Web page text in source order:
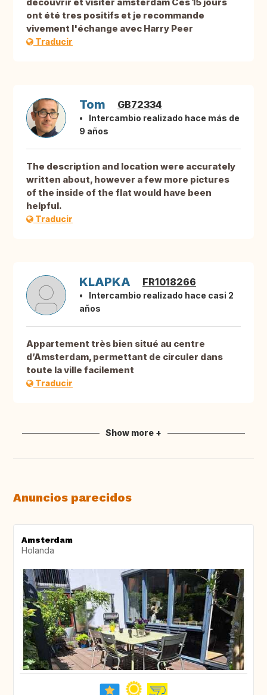
découvrir et visiter amsterdam Ces 15 jours
ont été tres positifs et je recommande
vivement l'échange avec Harry Peer
Traducir
Tom GB72334
Intercambio realizado hace más de
9 años
The description and location were accurately
written about, however a few more pictures
of the inside of the flat would have been
helpful.
Traducir
KLAPKA FR1018266
Intercambio realizado hace casi 2
años
Appartement très bien situé au centre
d’Amsterdam, permettant de circuler dans
toute la ville facilement
Traducir
Show more +
Anuncios parecidos
Amsterdam
Holanda